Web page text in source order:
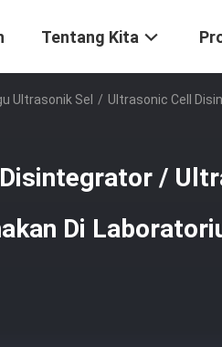
Tentang Kita
Ultrasonik Sel / Ultrasonic Cell
/
Di